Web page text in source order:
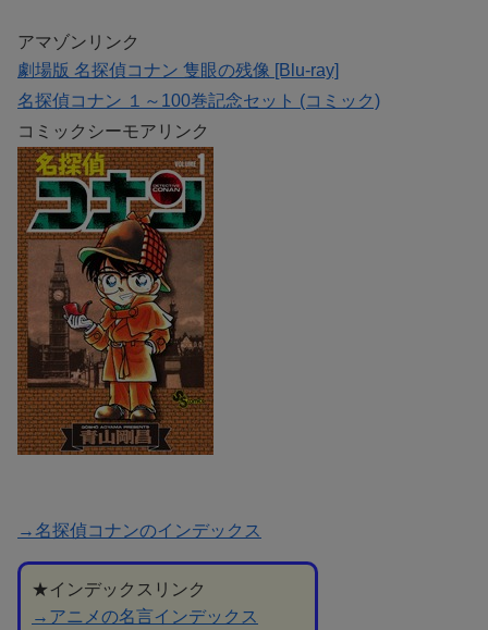
アマゾンリンク
劇場版 名探偵コナン 隻眼の残像 [Blu-ray]
名探偵コナン １～100巻記念セット (コミック)
コミックシーモアリンク
→名探偵コナンのインデックス
★インデックスリンク
→アニメの名言インデックス